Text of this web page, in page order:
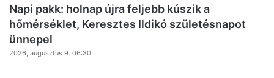
Napi pakk: holnap újra feljebb kúszik a
hőmérséklet, Keresztes Ildikó születésnapot
ünnepel
2026, augusztus 9. 06:30